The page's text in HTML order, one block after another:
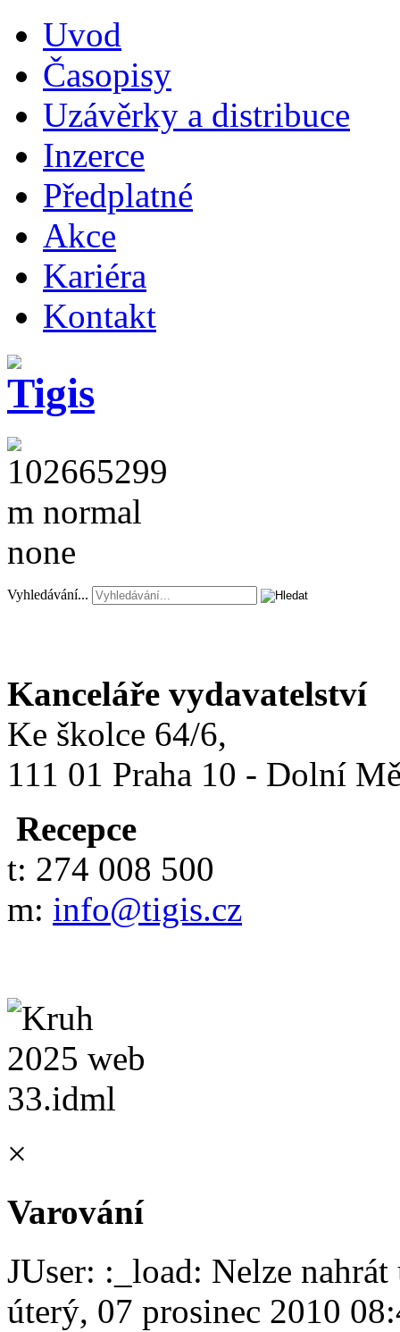
Uvod
Časopisy
Uzávěrky a distribuce
Inzerce
Předplatné
Akce
Kariéra
Kontakt
Vyhledávání...
Kanceláře vydavatelství
Ke školce 64/6,
111 01 Praha 10 - Dolní
Recepce
t: 274 008 500
m: info@tigis.cz
×
Varování
JUser: :_load: Nelze
úterý, 07 prosinec 2010